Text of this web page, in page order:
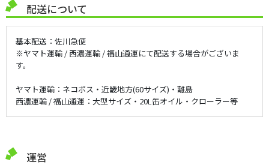
配送について
基本配送：佐川急便
※ヤマト運輸 / 西濃運輸 / 福山通運にて配送する場合がございま
す。
ヤマト運輸：ネコポス・近畿地方(60サイズ)・離島
西濃運輸 / 福山通運：大型サイズ・20L缶オイル・クローラー等
運営